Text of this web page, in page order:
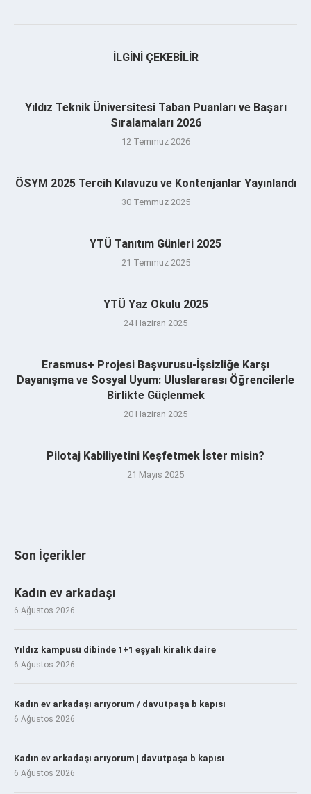
İLGINI ÇEKEBILIR
Yıldız Teknik Üniversitesi Taban Puanları ve Başarı
Sıralamaları 2026
12 Temmuz 2026
ÖSYM 2025 Tercih Kılavuzu ve Kontenjanlar Yayınlandı
30 Temmuz 2025
YTÜ Tanıtım Günleri 2025
21 Temmuz 2025
YTÜ Yaz Okulu 2025
24 Haziran 2025
Erasmus+ Projesi Başvurusu-İşsizliğe Karşı
Dayanışma ve Sosyal Uyum: Uluslararası Öğrencilerle
Birlikte Güçlenmek
20 Haziran 2025
Pilotaj Kabiliyetini Keşfetmek İster misin?
21 Mayıs 2025
Son İçerikler
Kadın ev arkadaşı
6 Ağustos 2026
Yıldız kampüsü dibinde 1+1 eşyalı kiralık daire
6 Ağustos 2026
Kadın ev arkadaşı arıyorum / davutpaşa b kapısı
6 Ağustos 2026
Kadın ev arkadaşı arıyorum | davutpaşa b kapısı
6 Ağustos 2026